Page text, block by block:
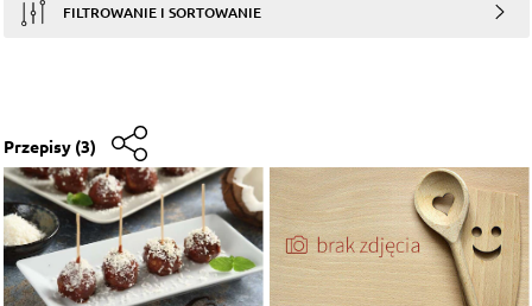
FILTROWANIE I SORTOWANIE
Przepisy (3)